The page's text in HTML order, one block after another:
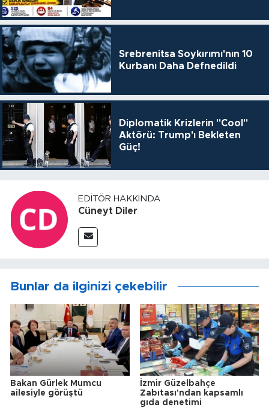
Srebrenitsa Soykırımı'nın 10
Kurbanı Daha Defnedildi
Diplomatik Krizlerin "Cool"
Aktörü: Trump'ı Bekleten
Güç!
EDITÖR HAKKINDA
Cüneyt Diler
Bunlar da ilginizi çekebilir
Bakan Gürlek Mumcu
ailesiyle görüştü
İzmir Güzelbahçe
Zabıtası'ndan kapsamlı
gıda denetimi